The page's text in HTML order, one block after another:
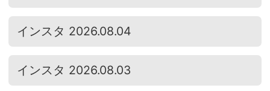
インスタ 2026.08.04
インスタ 2026.08.03